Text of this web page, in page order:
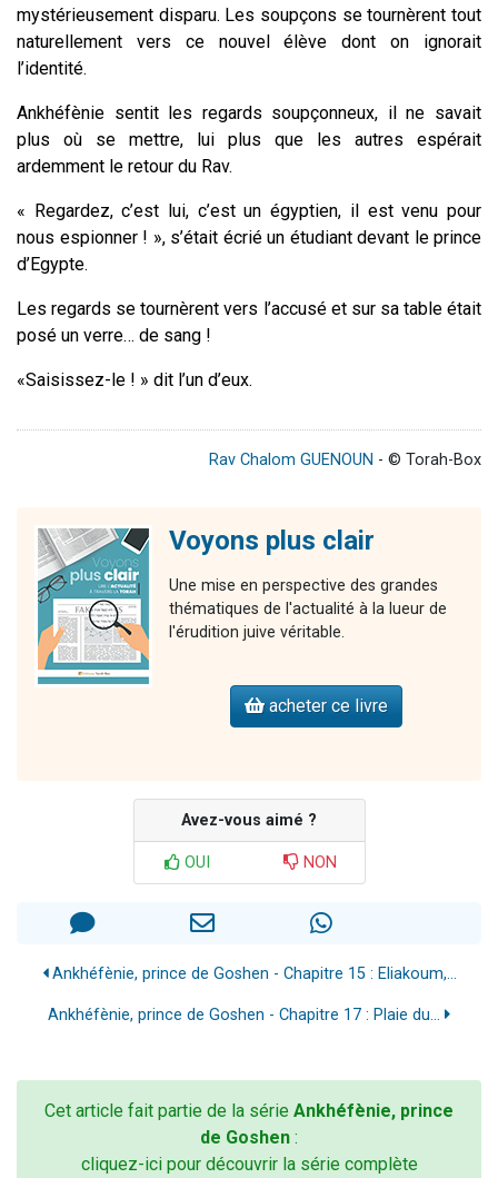
mystérieusement disparu. Les soupçons se tournèrent tout
naturellement vers ce nouvel élève dont on ignorait
l’identité.
Ankhéfènie sentit les regards soupçonneux, il ne savait
plus où se mettre, lui plus que les autres espérait
ardemment le retour du Rav.
« Regardez, c’est lui, c’est un égyptien, il est venu pour
nous espionner ! », s’était écrié un étudiant devant le prince
d’Egypte.
Les regards se tournèrent vers l’accusé et sur sa table était
posé un verre… de sang !
«Saisissez-le ! » dit l’un d’eux.
Rav Chalom GUENOUN - © Torah-Box
Voyons plus clair
Une mise en perspective des grandes
thématiques de l'actualité à la lueur de
l'érudition juive véritable.
acheter ce livre
Avez-vous aimé ?
OUI NON
Ankhéfènie, prince de Goshen - Chapitre 15 : Eliakoum,...
Ankhéfènie, prince de Goshen - Chapitre 17 : Plaie du...
Cet article fait partie de la série Ankhéfènie, prince
de Goshen :
cliquez-ici pour découvrir la série complète